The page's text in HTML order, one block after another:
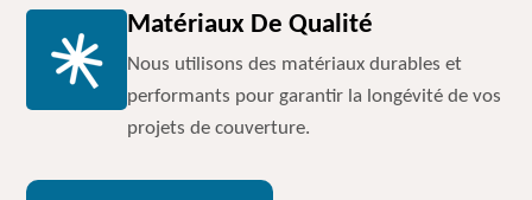
Matériaux De Qualité
Nous utilisons des matériaux durables et
performants pour garantir la longévité de vos
projets de couverture.